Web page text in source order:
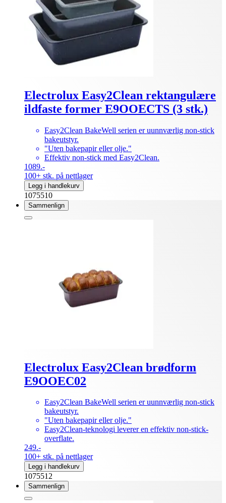
Electrolux Easy2Clean rektangulære
ildfaste former E9OOECTS (3 stk.)
Easy2Clean BakeWell serien er uunnværlig non-stick
bakeutstyr.
"Uten bakepapir eller olje."
Effektiv non-stick med Easy2Clean.
1089.-
100+ stk. på nettlager
Legg i handlekurv
1075510
Sammenlign
Electrolux Easy2Clean brødform
E9OOEC02
Easy2Clean BakeWell serien er uunnværlig non-stick
bakeutstyr.
"Uten bakepapir eller olje."
Easy2Clean-teknologi leverer en effektiv non-stick-
overflate.
249.-
100+ stk. på nettlager
Legg i handlekurv
1075512
Sammenlign